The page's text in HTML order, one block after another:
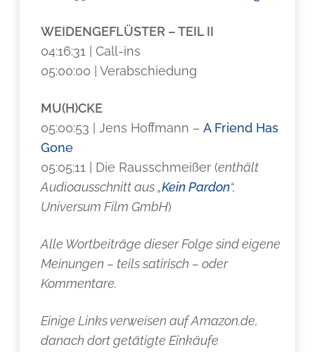
WEIDENGEFLÜSTER – TEIL II
04:16:31 | Call-ins
05:00:00 | Verabschiedung
MU(H)CKE
05:00:53 | Jens Hoffmann –A Friend Has
Gone
05:05:11 | Die Rausschmeißer (enthält
Audioausschnitt aus „Kein Pardon“,
Universum Film GmbH)
Alle Wortbeiträge dieser Folge sind eigene
Meinungen – teils satirisch – oder
Kommentare.
Einige Links verweisen auf Amazon.de,
danach dort getätigte Einkäufe